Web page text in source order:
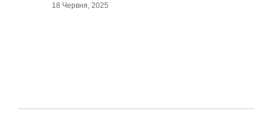
18 Червня, 2025